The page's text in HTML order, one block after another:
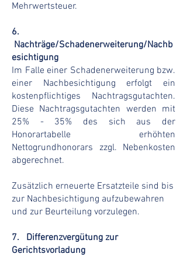
Mehrwertsteuer.
6.
Nachträge/Schadenerweiterung/Nachb
esichtigung
Im Falle einer Schadenerweiterung bzw.
einer Nachbesichtigung erfolgt ein
kostenpflichtiges Nachtragsgutachten.
Diese Nachtragsgutachten werden mit
25% - 35% des sich aus der
Honorartabelle erhöhten
Nettogrundhonorars zzgl. Nebenkosten
abgerechnet.
Zusätzlich erneuerte Ersatzteile sind bis
zur Nachbesichtigung aufzubewahren
und zur Beurteilung vorzulegen.
7. Differenzvergütung zur
Gerichtsvorladung